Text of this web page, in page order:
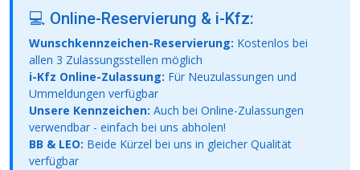
💻 Online-Reservierung & i-Kfz:
Wunschkennzeichen-Reservierung: Kostenlos bei
allen 3 Zulassungsstellen möglich
i-Kfz Online-Zulassung: Für Neuzulassungen und
Ummeldungen verfügbar
Unsere Kennzeichen: Auch bei Online-Zulassungen
verwendbar - einfach bei uns abholen!
BB & LEO: Beide Kürzel bei uns in gleicher Qualität
verfügbar